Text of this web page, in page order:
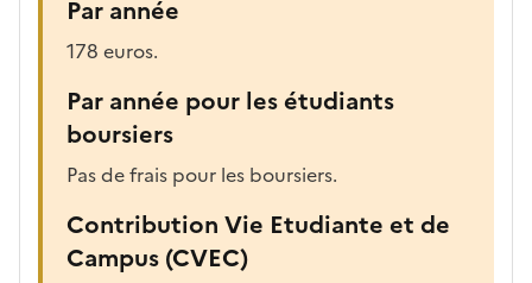
Par année
178 euros.
Par année pour les étudiants
boursiers
Pas de frais pour les boursiers.
Contribution Vie Etudiante et de
Campus (CVEC)